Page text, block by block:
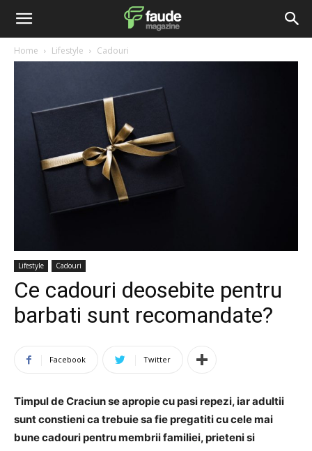
Home Lifestyle Cadouri
Lifestyle Cadouri
Ce cadouri deosebite pentru
barbati sunt recomandate?
Facebook Twitter
Timpul de Craciun se apropie cu pasi repezi, iar adultii
sunt constieni ca trebuie sa fie pregatiti cu cele mai
bune cadouri pentru membrii familiei, prieteni si